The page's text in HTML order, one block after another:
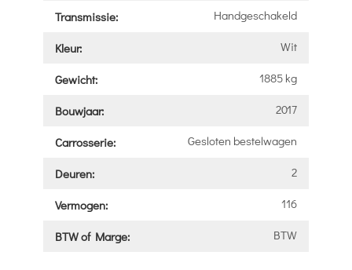
Transmissie: Handgeschakeld
Kleur: Wit
Gewicht: 1885 kg
Bouwjaar: 2017
Carrosserie: Gesloten bestelwagen
Deuren: 2
Vermogen: 116
BTW of Marge: BTW